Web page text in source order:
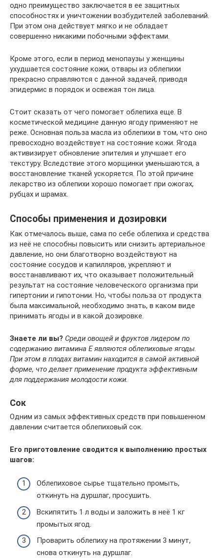
одно преимущество заключается в ее защитных
способностях и уничтожении возбудителей заболеваний.
При этом она действует мягко и не обладает
совершенно никакими побочными эффектами.
Кроме этого, если в период менопаузы у женщины
ухудшается состояние кожи, отвары из облепихи
прекрасно справляются с данной задачей, приводя
эпидермис в порядок и освежая тон лица.
Стоит сказать от чего помогает облепиха еще. В
косметической медицине данную ягоду применяют не
реже. Основная польза масла из облепихи в том, что оно
превосходно воздействует на состояние кожи. Ягода
активизирует обновление эпителия и улучшает его
текстуру. Вследствие этого морщинки уменьшаются, а
восстановление тканей ускоряется. По этой причине
лекарство из облепихи хорошо помогает при ожогах,
рубцах и шрамах.
Способы применения и дозировки
Как отмечалось выше, сама по себе облепиха и средства
из неё не способны повысить или снизить артериальное
давление, но они благотворно воздействуют на
состояние сосудов и капилляров, укрепляют и
восстанавливают их, что оказывает положительный
результат на состояние человеческого организма при
гипертонии и гипотонии. Но, чтобы польза от продукта
была максимальной, необходимо знать, в каком виде
принимать ягоды и в какой дозировке.
Знаете ли вы? Среди овощей и фруктов лидером по
содержанию витамина Е являются облепиховые ягоды.
При этом в плодах витамин находится в самой активной
форме, что делает применение продукта эффективным
для поддержания молодости кожи.
Сок
Одним из самых эффективных средств при повышенном
давлении считается облепиховый сок.
Его приготовление сводится к выполнению простых
шагов:
Облепиховое сырье тщательно промыть,
откинуть на дуршлаг, просушить.
Вскипятить 1 л воды и заложить в неё 1 кг
промытых ягод.
Проварить облепиху на протяжении 3 минут,
снова откинуть на дуршлаг.